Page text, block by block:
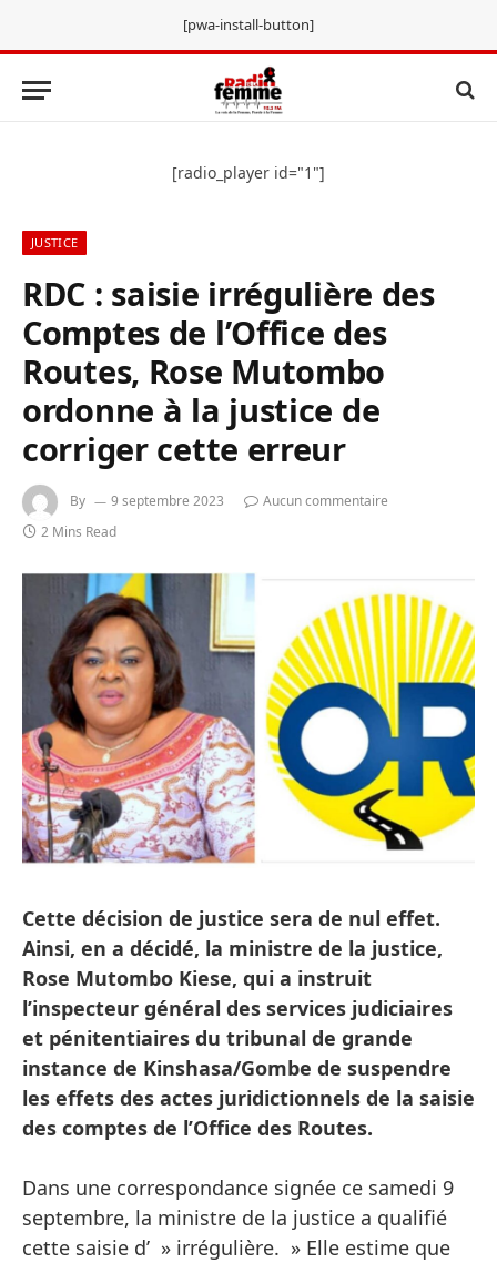
[pwa-install-button]
[radio_player id="1"]
JUSTICE
RDC : saisie irrégulière des
Comptes de l’Office des
Routes, Rose Mutombo
ordonne à la justice de
corriger cette erreur
By 9 septembre 2023
Aucun commentaire
2 Mins Read
Cette décision de justice sera de nul effet.
Ainsi, en a décidé, la ministre de la justice,
Rose Mutombo Kiese, qui a instruit
l’inspecteur général des services judiciaires
et pénitentiaires du tribunal de grande
instance de Kinshasa/Gombe de suspendre
les effets des actes juridictionnels de la saisie
des comptes de l’Office des Routes.
Dans une correspondance signée ce samedi 9
septembre, la ministre de la justice a qualifié
cette saisie d’ » irrégulière. » Elle estime que